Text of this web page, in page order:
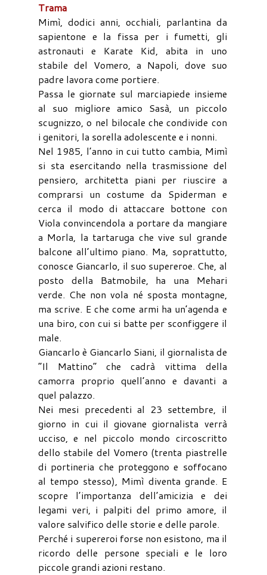
Trama
Mimì, dodici anni, occhiali, parlantina da
sapientone e la fissa per i fumetti, gli
astronauti e Karate Kid, abita in uno
stabile del Vomero, a Napoli, dove suo
padre lavora come portiere.
Passa le giornate sul marciapiede insieme
al suo migliore amico Sasà, un piccolo
scugnizzo, o nel bilocale che condivide con
i genitori, la sorella adolescente e i nonni.
Nel 1985, l’anno in cui tutto cambia, Mimì
si sta esercitando nella trasmissione del
pensiero, architetta piani per riuscire a
comprarsi un costume da Spiderman e
cerca il modo di attaccare bottone con
Viola convincendola a portare da mangiare
a Morla, la tartaruga che vive sul grande
balcone all’ultimo piano. Ma, soprattutto,
conosce Giancarlo, il suo supereroe. Che, al
posto della Batmobile, ha una Mehari
verde. Che non vola né sposta montagne,
ma scrive. E che come armi ha un’agenda e
una biro, con cui si batte per sconfiggere il
male.
Giancarlo è Giancarlo Siani, il giornalista de
“Il Mattino” che cadrà vittima della
camorra proprio quell’anno e davanti a
quel palazzo.
Nei mesi precedenti al 23 settembre, il
giorno in cui il giovane giornalista verrà
ucciso, e nel piccolo mondo circoscritto
dello stabile del Vomero (trenta piastrelle
di portineria che proteggono e soffocano
al tempo stesso), Mimì diventa grande. E
scopre l’importanza dell’amicizia e dei
legami veri, i palpiti del primo amore, il
valore salvifico delle storie e delle parole.
Perché i supereroi forse non esistono, ma il
ricordo delle persone speciali e le loro
piccole grandi azioni restano.